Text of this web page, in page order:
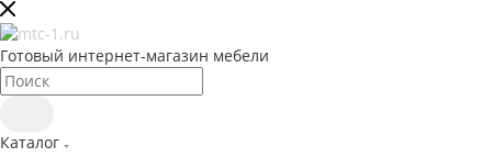
Готовый интернет-магазин мебели
Каталог